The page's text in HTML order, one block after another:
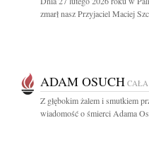
zmarł nasz Przyjaciel Maciej
ADAM OSUCH
Z głębokim żalem i smutkiem
wiadomość o śmierci Adama